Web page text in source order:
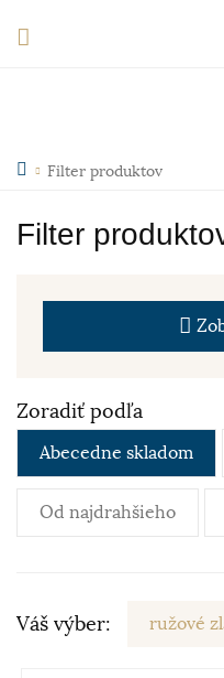
Filter produktov
Filter
Zoradiť podľa
Abecedne skladom
Od najdrahšieho
Váš výber: ružové